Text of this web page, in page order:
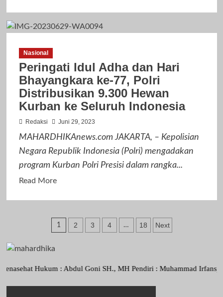
Al
Polda
Sholat
Idul
Adha
2023
Hewan
Qurban
Nasional
Peringati Idul Adha dan Hari
Bhayangkara ke-77, Polri
Distribusikan 9.300 Hewan
Kurban ke Seluruh Indonesia
Redaksi Juni 29, 2023
MAHARDHIKAnews.com JAKARTA, – Kepolisian
Negara Republik Indonesia (Polri) mengadakan
program Kurban Polri Presisi dalam rangka...
Read MoreRead
Peringati
Idul
Hari
Paginasi
1 2 3 4 … 18 Next
Hukum : Abdul Goni SH., MH Pendiri : Muhammad Irfansyah,